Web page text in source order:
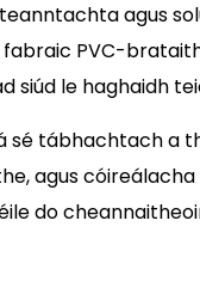
agus
PVC-
siúd le haghaidh
sé tábhachtach a
agus
do